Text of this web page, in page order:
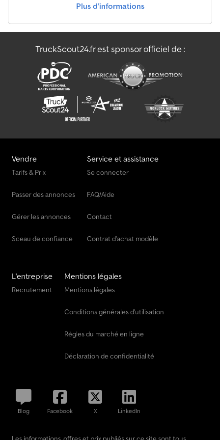
Pongratz Remorque À Voiture
Pongratz Rk Remorques
Pongratz Transport Auto
Plus d’informations
TruckScout24.fr est sponsor officiel de :
Vendre
Tarifs & Prix
Passer des annonces
Gérer les annonces
Sceau de confiance
Service et assistance
Se connecter
FAQ/Aide
Contact
Contrat d'achat modèle
L'entreprise
Recrutement
Mentions légales
Mentions légales
Conditions générales d'utilisation
Règles du marché en ligne
Déclaration de confidentialité
Blog Facebook X LinkedIn